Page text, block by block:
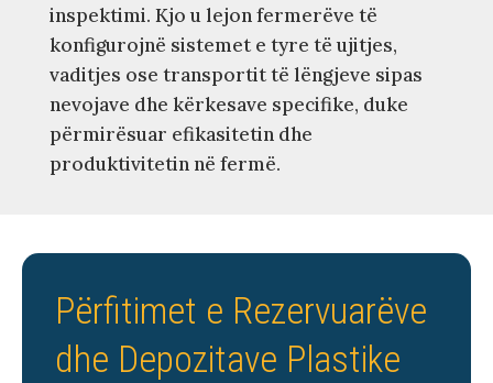
inspektimi. Kjo u lejon fermerëve të
konfigurojnë sistemet e tyre të ujitjes,
vaditjes ose transportit të lëngjeve sipas
nevojave dhe kërkesave specifike, duke
përmirësuar efikasitetin dhe
produktivitetin në fermë.
Përfitimet e Rezervuarëve
dhe Depozitave Plastike